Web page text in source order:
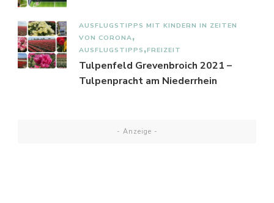
AUSFLUGSTIPPS MIT KINDERN IN ZEITEN
VON CORONA
AUSFLUGSTIPPS FREIZEIT
Tulpenfeld Grevenbroich 2021 –
Tulpenpracht am Niederrhein
- Anzeige -